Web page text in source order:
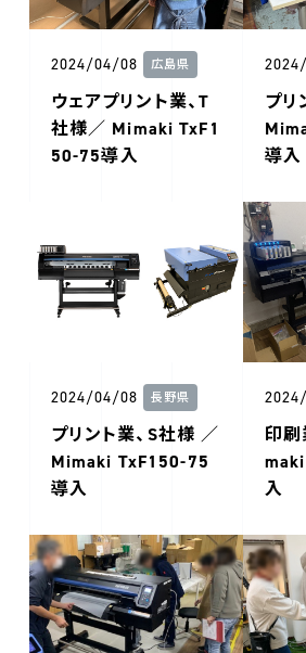
2024/04/08 広島県
ウェアプリント業、T
社様／ Mimaki TxF1
50-75導入
プリ
導入
2024/04/08 長野県
プリント業、S社様 ／
Mimaki TxF150-75
導入
印刷
入